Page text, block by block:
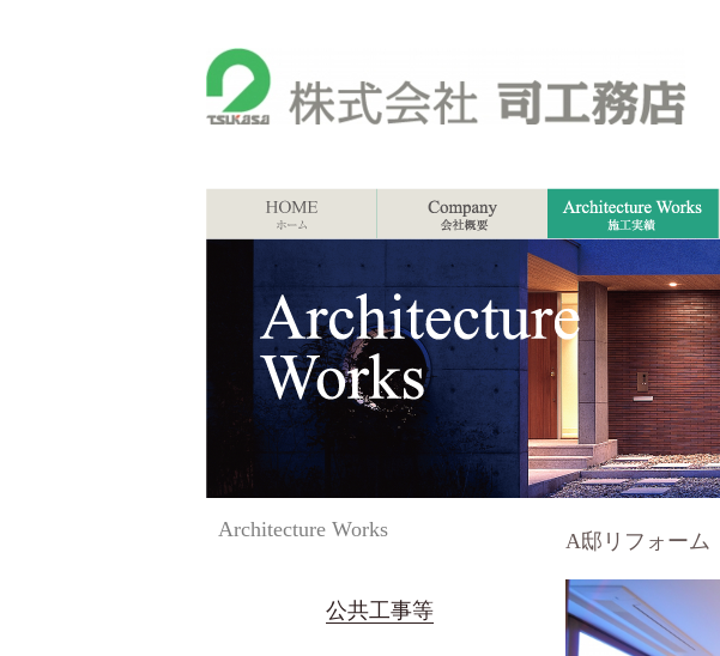
A邸リフォーム
Architecture Works
公共工事等